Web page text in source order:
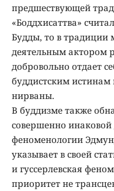
предшествующей
«Боддхисаттва»
Будды, то в традиции
деятельным актором
добровольно отдает
буддистским
нирваны.
В буддизме также
совершенно
феноменологии
указывает в своей
и гуссерлевская
приоритет не